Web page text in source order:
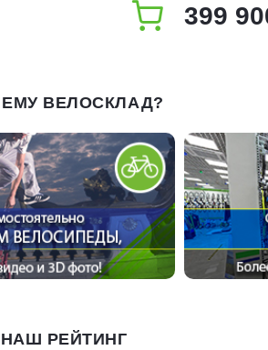
399
ВЕЛОСКЛАД?
НАШ РЕЙТИНГ